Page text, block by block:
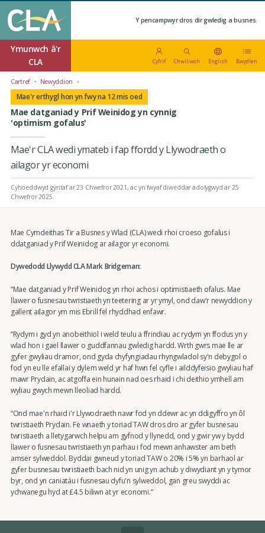
Y pencampwyr dros dir gwledig a busnes.
Ymunwch â'r
CLA
Cyfrif Chwiliwch English Bwydlen
Cartref Newyddion
Mae'r erthygl hon yn fwy na 12 mis oed
Mae datganiad y Prif Weinidog yn cynnig
'optimism gofalus'
Mae'r CLA wedi ymateb i fap ffordd y Llywodraeth o
ailagor yr economi
Cyhoeddwyd gyntaf ar 23 Chwefror 2021, ac yn fwyaf diweddar adolygwyd ar 25
Chwefror 2025.
Mae Cymdeithas Tir a Busnes y Wlad (CLA) wedi rhoi croeso gofalus i
ddatganiad y Prif Weinidog ar ailagor yr economi.
Dywedodd Llywydd CLA Mark Bridgeman:
“Mae datganiad y Prif Weinidog yn rhoi achos i optimistiaeth ofalus. Mae
llawer o fusnesau twristiaeth yn teetering ar yr ymyl, ond daw'r newyddion y
gallent ailagor ym mis Ebrill fel rhyddhad enfawr.
“Rydym i gyd yn anobeithiol i weld teulu a ffrindiau ac rydym yn ffodus yn y
wlad hon i gael llawer o guddfannau gwledig hardd. Wrth gwrs mae lle ar
gyfer gwyliau dramor, ond gyda chyfyngiadau rhyngwladol sy'n debygol o
fod yn eu lle efallai y dylem weld yr haf hwn fel cyfle i ailddyfeisio gwyliau haf
mawr Prydain, ac atgoffa ein hunain nad oes rhaid i chi deithio ymhell am
wyliau gwych mewn lleoliad hardd.
“Ond mae'n rhaid i'r Llywodraeth nawr fod yn ddewr ac yn ddigyffro yn ôl
twristiaeth Prydain. Fe wnaeth y toriad TAW dros dro ar gyfer busnesau
twristiaeth a lletygarwch helpu am gyfnod y llynedd, ond y gwir yw y bydd
llawer o fusnesau twristiaeth yn parhau i fod mewn anhawster am beth
amser sylweddol. Byddai gwneud y toriad TAW o 20% i 5% yn barhaol ar
gyfer busnesau twristiaeth bach nid yn unig yn achub y diwydiant yn y tymor
byr, ond yn caniatáu i fusnesau dyfu'n sylweddol, gan greu swyddi ac
ychwanegu hyd at £4.5 biliwn at yr economi.”